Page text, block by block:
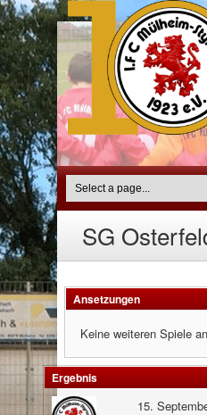
SG
Ansetzungen
Keine weiteren Spiele
Ergebnis
15.